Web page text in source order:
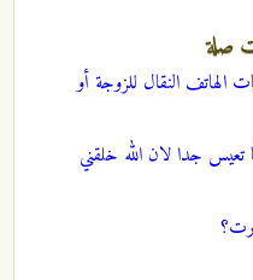
صلة
الهاتف النقال للزوجة أو
تعيس جدا لان الله خلقني